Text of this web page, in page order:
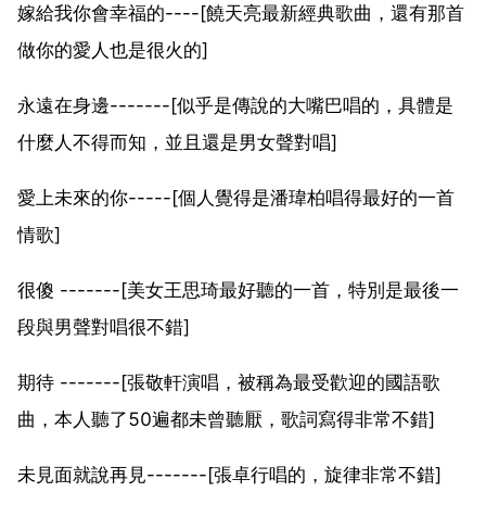
嫁給我你會幸福的----[饒天亮最新經典歌曲，還有那首
做你的愛人也是很火的]
永遠在身邊-------[似乎是傳說的大嘴巴唱的，具體是
什麼人不得而知，並且還是男女聲對唱]
愛上未來的你-----[個人覺得是潘瑋柏唱得最好的一首
情歌]
很傻 -------[美女王思琦最好聽的一首，特別是最後一
段與男聲對唱很不錯]
期待 -------[張敬軒演唱，被稱為最受歡迎的國語歌
曲，本人聽了50遍都未曾聽厭，歌詞寫得非常不錯]
未見面就說再見-------[張卓行唱的，旋律非常不錯]